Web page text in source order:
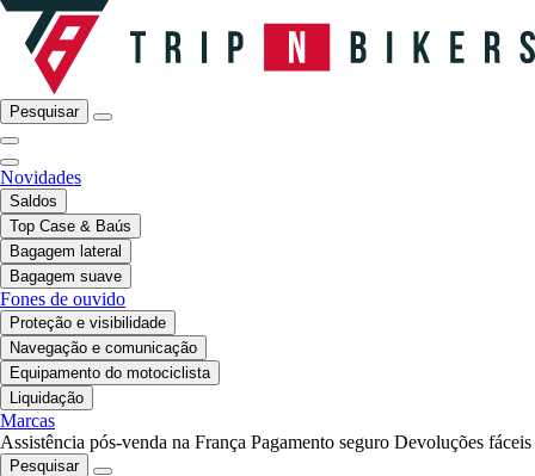
Pesquisar
Novidades
Saldos
Top Case & Baús
Bagagem lateral
Bagagem suave
Fones de ouvido
Proteção e visibilidade
Navegação e comunicação
Equipamento do motociclista
Liquidação
Marcas
Assistência pós-venda na França Pagamento seguro Devoluções fáceis
Pesquisar